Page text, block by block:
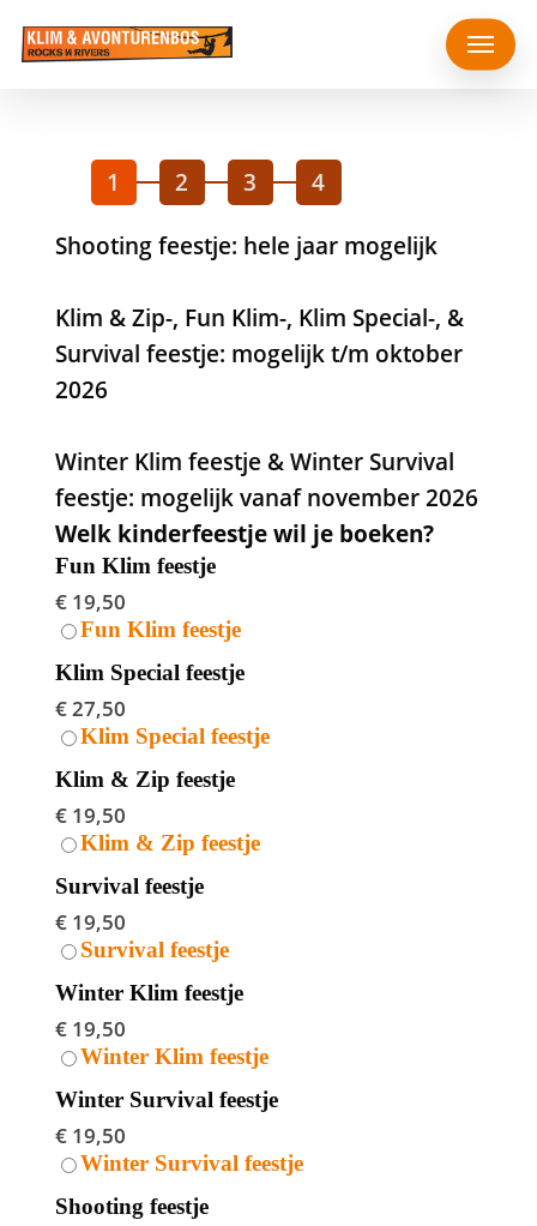
Overslaan
naar
Menu
1 2 3 4
Shooting feestje: hele jaar mogelijk
Klim & Zip-, Fun Klim-, Klim Special-, &
Survival feestje: mogelijk t/m oktober
2026
Winter Klim feestje & Winter Survival
feestje: mogelijk vanaf november 2026
Welk kinderfeestje wil je boeken?
Fun Klim feestje
€ 19,50
Fun Klim feestje
Klim Special feestje
€ 27,50
Klim Special feestje
Klim & Zip feestje
€ 19,50
Klim & Zip feestje
Survival feestje
€ 19,50
Survival feestje
Winter Klim feestje
€ 19,50
Winter Klim feestje
Winter Survival feestje
€ 19,50
Winter Survival feestje
Shooting feestje